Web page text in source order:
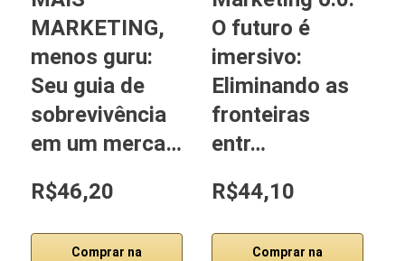
MARKETING,
menos guru:
Seu guia de
sobrevivência
em um merca…
R$46,20
Comprar na
O futuro é
imersivo:
Eliminando as
fronteiras
entr…
R$44,10
Comprar na